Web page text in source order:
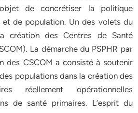
de concrétiser la politique
et de population. Un des volets du
création des Centres de Santé
La démarche du PSPHR par
des CSCOM a consisté à soutenir
populations dans la création des
réellement opérationnelles
de santé primaires. L’esprit du